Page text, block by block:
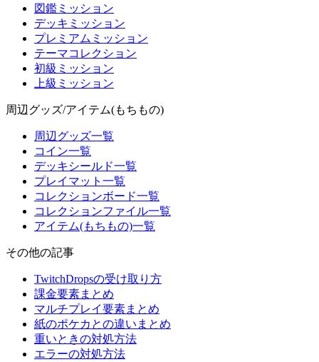
図鑑ミッション
デッキミッション
プレミアムミッション
テーマコレクション
初級ミッション
上級ミッション
周辺グッズ/アイテム(もちもの)
周辺グッズ一覧
コイン一覧
デッキシールド一覧
プレイマット一覧
コレクションボード一覧
コレクションファイル一覧
アイテム(もちもの)一覧
その他の記事
TwitchDropsの受け取り方
課金要素まとめ
マルチプレイ要素まとめ
紙のポケカとの違いまとめ
重いときの対処方法
エラーの対処方法